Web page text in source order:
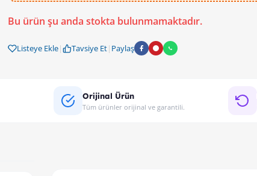
Bu ürün şu anda stokta bulunmamaktadır.
Listeye Ekle| Tavsiye Et| Paylaş
Orijinal Ürün
Tüm ürünler orijinal ve garantili.